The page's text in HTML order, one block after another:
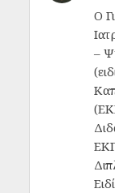
Ο
–